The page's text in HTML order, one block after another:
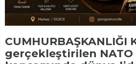
gerçekleştirilen NATO